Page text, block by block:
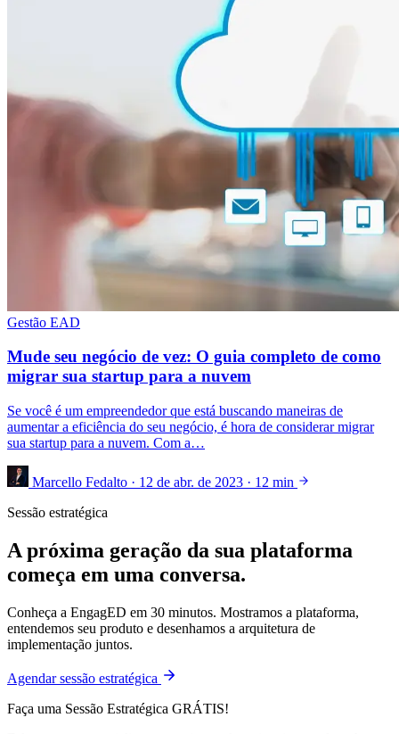
Gestão EAD
Mude seu negócio de vez: O guia completo de como
migrar sua startup para a nuvem
Se você é um empreendedor que está buscando maneiras de
aumentar a eficiência do seu negócio, é hora de considerar migrar
sua startup para a nuvem. Com a…
Marcello Fedalto · 12 de abr. de 2023 · 12 min
Sessão estratégica
A próxima geração da sua plataforma
começa em uma conversa.
Conheça a EngagED em 30 minutos. Mostramos a plataforma,
entendemos seu produto e desenhamos a arquitetura de
implementação juntos.
Agendar sessão estratégica
Faça uma Sessão Estratégica GRÁTIS!